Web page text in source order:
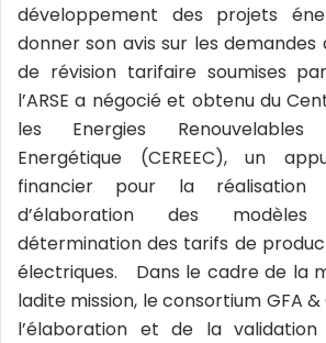
développement des projets
donner son avis sur les demandes
de révision tarifaire soumises
l’ARSE a négocié et obtenu du
les Energies
Energétique (CEREEC), un
financier pour la
d’élaboration des
détermination des tarifs de
électriques. Dans le cadre de la
ladite mission, le consortium GFA &
l’élaboration et de la